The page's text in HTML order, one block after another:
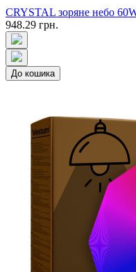
CRYSTAL зоряне небо
948.29 грн.
До кошика